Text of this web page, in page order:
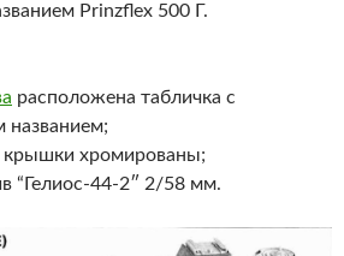
Prinzflex 500 Г.
расположена табличка с
названием;
крышки хромированы;
“Гелиос-44-2″ 2/58 мм.